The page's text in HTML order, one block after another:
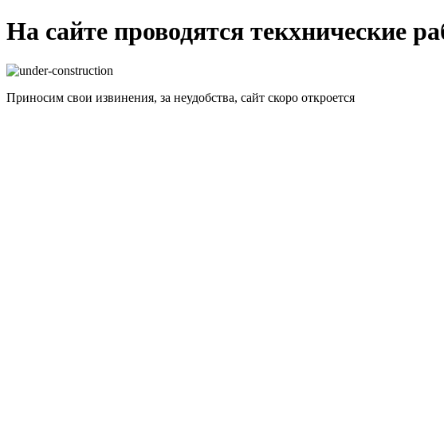
На сайте проводятся текхнические
Приносим свои извинения, за неудобства, сайт скоро откроется